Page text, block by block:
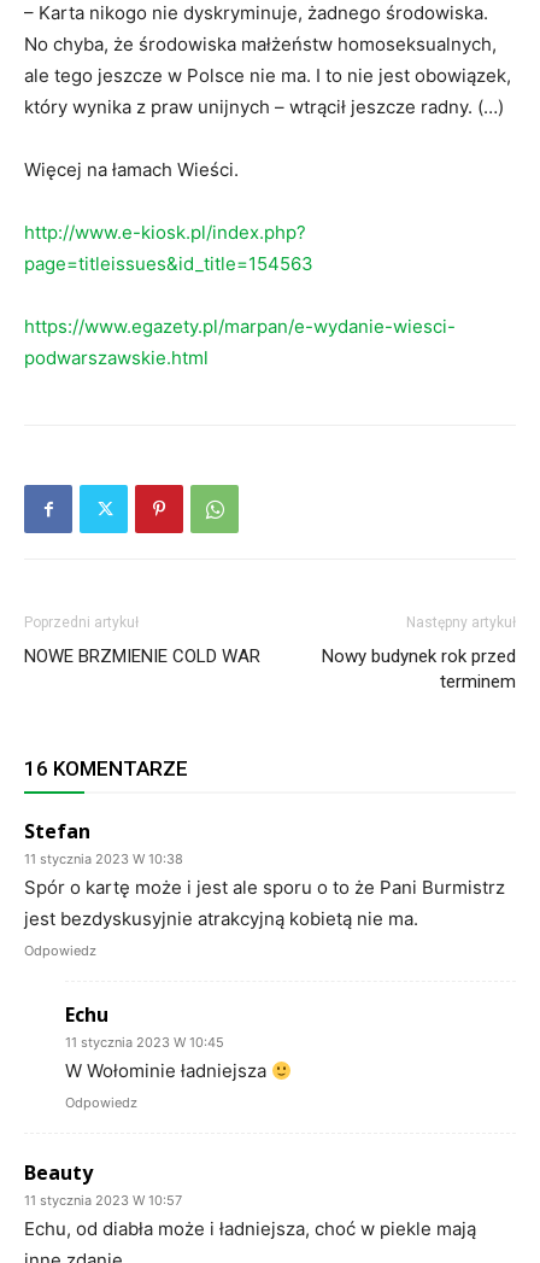
– Karta nikogo nie dyskryminuje, żadnego środowiska.
No chyba, że środowiska małżeństw homoseksualnych,
ale tego jeszcze w Polsce nie ma. I to nie jest obowiązek,
który wynika z praw unijnych – wtrącił jeszcze radny. (…)
Więcej na łamach Wieści.
http://www.e-kiosk.pl/index.php?
page=titleissues&id_title=154563
https://www.egazety.pl/marpan/e-wydanie-wiesci-
podwarszawskie.html
Poprzedni artykuł
NOWE BRZMIENIE COLD WAR
Następny artykuł
Nowy budynek rok przed
terminem
16 KOMENTARZE
Stefan
11 stycznia 2023 W 10:38
Spór o kartę może i jest ale sporu o to że Pani Burmistrz
jest bezdyskusyjnie atrakcyjną kobietą nie ma.
Odpowiedz
Echu
11 stycznia 2023 W 10:45
W Wołominie ładniejsza
Odpowiedz
Beauty
11 stycznia 2023 W 10:57
Echu, od diabła może i ładniejsza, choć w piekle mają